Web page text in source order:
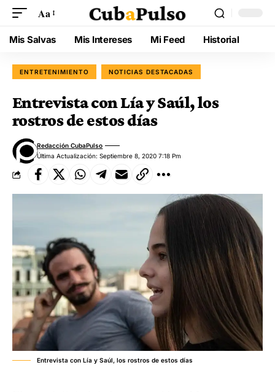
Aa
Mis Salvas Mis Intereses Mi Feed Historial
ENTRETENIMIENTO NOTICIAS DESTACADAS
Entrevista con Lía y Saúl, los
rostros de estos días
Última Actualización: Septiembre 8, 2020 7:18 Pm
Redacción CubaPulso
Entrevista con Lía y Saúl, los rostros de estos días